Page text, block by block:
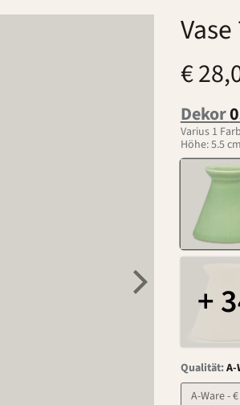
€
Dekor
Varius 1
Höhe: 5.5
+
Qualität:A-
A-Ware -